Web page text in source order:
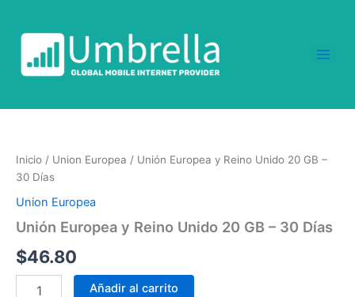
contenido
Inicio / Union Europea / Unión Europea y Reino Unido 20 GB –
30 Días
Union Europea
Unión Europea y Reino Unido 20 GB – 30 Días
$46.80
Reino
Unido
20
GB
-
Días
cantidad
Añadir al carrito